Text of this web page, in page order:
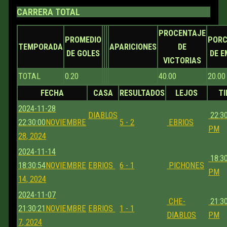
CARRERA TOTAL
TEMPORADA
PROMEDIO
DE GOLES
APARICIONES
PROCENTAJE
DE
VICTORIAS
DE
TOTAL 0.20 40.00
20.00
FECHA
CASA RESULTADOS LEJOS
2024-11-28
22:30:00NOVIEMBRE
28, 2024
DIABLOS
5 - 2 EBRIOS
PM
2024-11-14
18:30:54NOVIEMBRE
14, 2024
EBRIOS 6 - 1 PICHONES
PM
2024-11-07
21:30:21 NOVIEMBRE
7, 2024
EBRIOS 1 - 1
CHE-
DIABLOS
PM